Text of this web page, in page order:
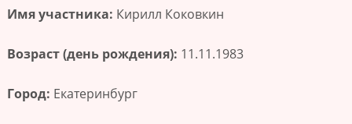
Имя участника: Кирилл Коковкин
Возраст (день рождения): 11.11.1983
Город: Екатеринбург